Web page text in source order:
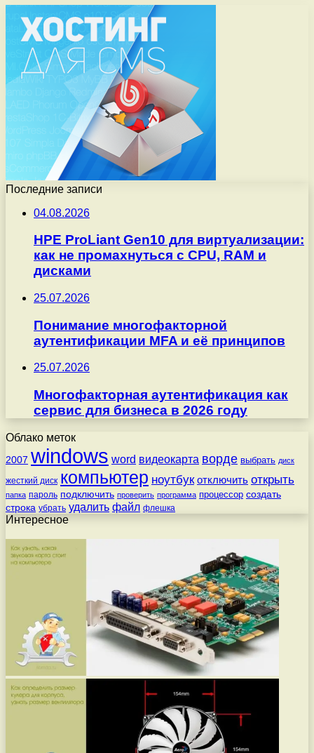
Последние записи
04.08.2026
HPE ProLiant Gen10 для виртуализации:
как не промахнуться с CPU, RAM и
дисками
25.07.2026
Понимание многофакторной
аутентификации MFA и её принципов
25.07.2026
Многофакторная аутентификация как
сервис для бизнеса в 2026 году
Облако меток
2007 windows word видеокарта ворде выбрать диск
жесткий диск компьютер ноутбук отключить открыть
папка пароль подключить проверить программа процессор создать
строка убрать удалить файл флешка
Интересное